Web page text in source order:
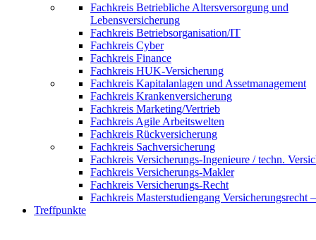
Fachkreis Betriebliche Altersversorgung und
Lebensversicherung
Fachkreis Betriebsorganisation/IT
Fachkreis Cyber
Fachkreis Finance
Fachkreis HUK-Versicherung
Fachkreis Kapitalanlagen und Assetmanagement
Fachkreis Krankenversicherung
Fachkreis Marketing/Vertrieb
Fachkreis Agile Arbeitswelten
Fachkreis Rückversicherung
Fachkreis Sachversicherung
Fachkreis Versicherungs-Ingenieure / techn.
Fachkreis Versicherungs-Makler
Fachkreis Versicherungs-Recht
Fachkreis Masterstudiengang Versicherungsrecht
Treffpunkte